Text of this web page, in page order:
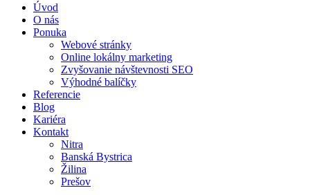
Úvod
O nás
Ponuka
Webové stránky
Online lokálny marketing
Zvyšovanie návštevnosti SEO
Výhodné balíčky
Referencie
Blog
Kariéra
Kontakt
Nitra
Banská Bystrica
Žilina
Prešov